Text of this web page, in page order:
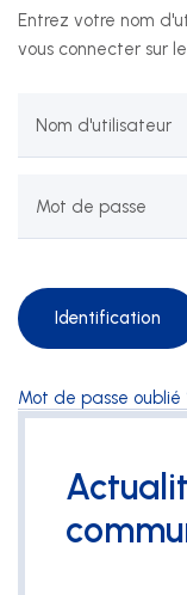
Itinéraire
Formulaire de contact
Horaires
lundi au jeudi
08:00 - 12:00
08:00 - 12:00
13:30 - 16:30
Entrez votre nom
vous connecter sur
Nom d'utilisateur
Mot de passe
Mot de passe oublié